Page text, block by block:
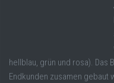
hellblau, grün und rosa). Das
Endkunden zusamen gebaut